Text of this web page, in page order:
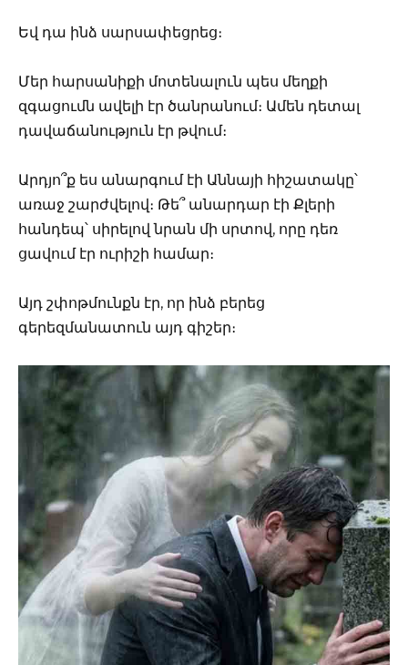
Եվ դա ինձ սարսափեցրեց։
Մեր հարսանիքի մոտենալուն պես մեղքի
զգացումն ավելի էր ծանրանում։ Ամեն դետալ
դավաճանություն էր թվում։
Արդյո՞ք ես անարգում էի Աննայի հիշատակը՝
առաջ շարժվելով։ Թե՞ անարդար էի Քլերի
հանդեպ՝ սիրելով նրան մի սրտով, որը դեռ
ցավում էր ուրիշի համար։
Այդ շփոթմունքն էր, որ ինձ բերեց
գերեզմանատուն այդ գիշեր։